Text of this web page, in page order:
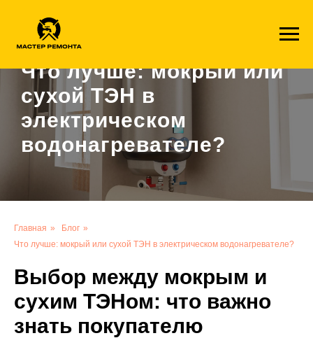
Что лучше: мокрый или
сухой ТЭН в
электрическом
водонагревателе?
Главная » Блог »
Что лучше: мокрый или сухой ТЭН в электрическом водонагревателе?
Выбор между мокрым и
сухим ТЭНом: что важно
знать покупателю